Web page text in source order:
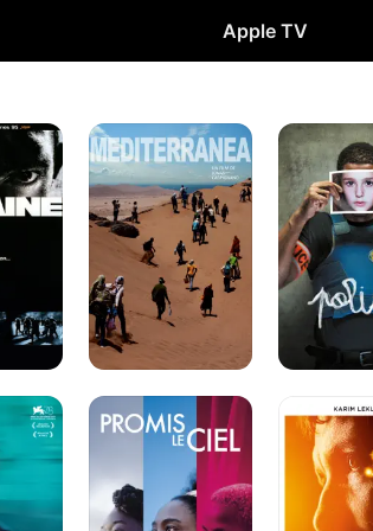
Apple TV
Mediterranea Polisse
Promis
d'or